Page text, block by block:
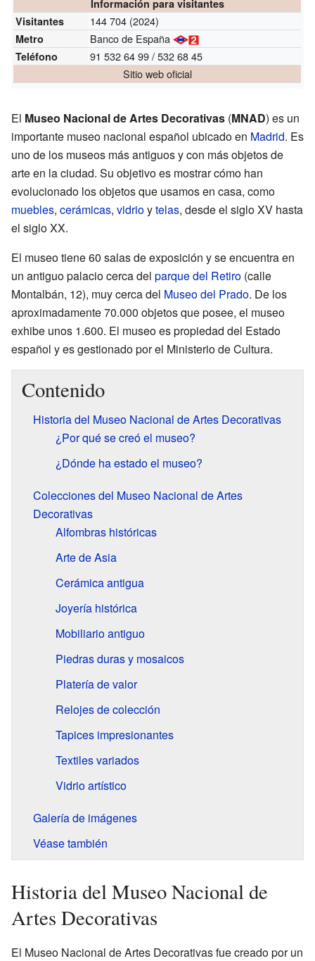
Información para visitantes
Visitantes
144 704 (2024)
Metro Banco de España
Teléfono
91 532 64 99 / 532 68 45
Sitio web oficial
El Museo Nacional de Artes Decorativas (MNAD) es un
importante museo nacional español ubicado en Madrid. Es
uno de los museos más antiguos y con más objetos de
arte en la ciudad. Su objetivo es mostrar cómo han
evolucionado los objetos que usamos en casa, como
muebles, cerámicas, vidrioytelas, desde el siglo XV hasta
el siglo XX.
El museo tiene 60 salas de exposición y se encuentra en
un antiguo palacio cerca del parque del Retiro (calle
Montalbán, 12), muy cerca del Museo del Prado. De los
aproximadamente 70.000 objetos que posee, el museo
exhibe unos 1.600. El museo es propiedad del Estado
español y es gestionado por el Ministerio de Cultura.
Contenido
Historia del Museo Nacional de Artes Decorativas
¿Por qué se creó el museo?
¿Dónde ha estado el museo?
Colecciones del Museo Nacional de Artes
Decorativas
Alfombras históricas
Arte de Asia
Cerámica antigua
Joyería histórica
Mobiliario antiguo
Piedras duras y mosaicos
Platería de valor
Relojes de colección
Tapices impresionantes
Textiles variados
Vidrio artístico
Galería de imágenes
Véase también
Historia del Museo Nacional de
Artes Decorativas
El Museo Nacional de Artes Decorativas fue creado por un